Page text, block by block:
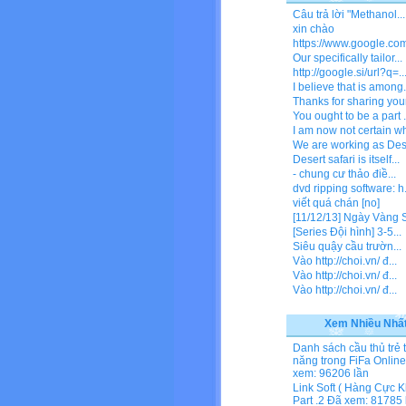
Câu trả lời "Methanol...
xin chào
https://
Our specifically tailor...
http://google.si/url?q=...
I believe that is
Thanks for sharing
You ought to be a part
I am now not certain
We are working as
Desert safari is itself...
- chung cư thảo điề...
dvd ripping software:
viết quá chán [no]
[11/12/13] Ngày Vàng
[Series Đội hình] 3-5...
Siêu quậy cầu trườn...
Vào http://choi.vn/ đ...
Vào http://choi.vn/ đ...
Vào http://choi.vn/ đ...
Xem Nhiều
Danh sách cầu thủ trẻ
năng trong FiFa
xem: 96206 lần
Link Soft ( Hàng Cực
Part .2 Đã xem: 81785